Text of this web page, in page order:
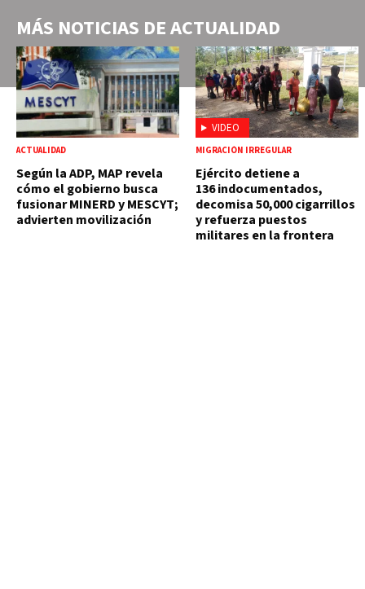
MÁS NOTICIAS DEACTUALIDAD
ACTUALIDAD
Según la ADP, MAP revela
cómo el gobierno busca
fusionar MINERD y MESCYT;
advierten movilización
VIDEO
MIGRACIÓN IRREGULAR
Ejército detiene a
136 indocumentados,
decomisa 50,000 cigarrillos
y refuerza puestos
militares en la frontera